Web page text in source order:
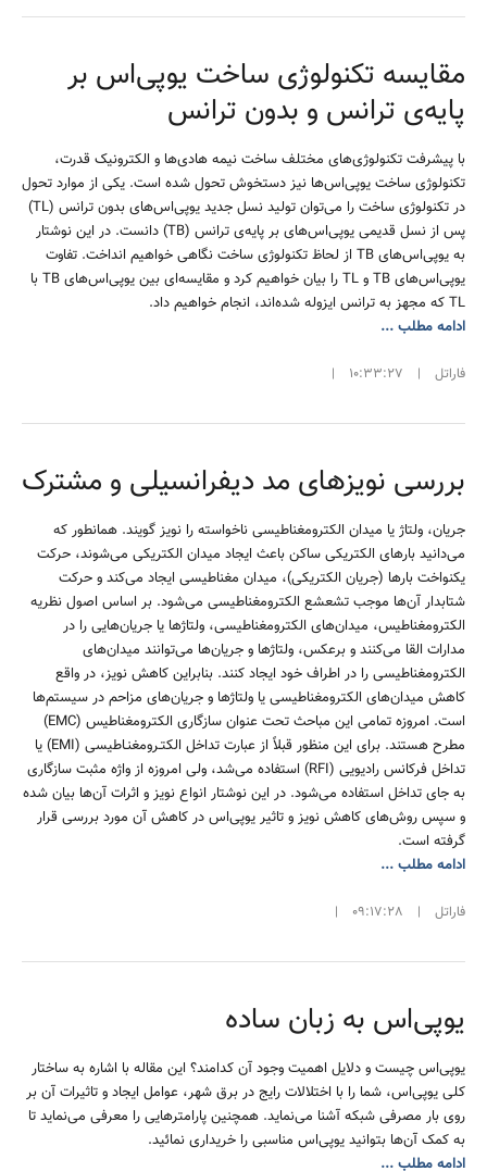
مقایسه تکنولوژی ساخت یوپی‌اس بر
پایه‌ی ترانس و بدون ترانس
با پیشرفت تکنولوژی‌های مختلف ساخت نیمه هادی‌ها و الکترونیک قدرت،
تکنولوژی ساخت یو‌پی‌اس‌ها نیز دستخوش تحول شده است. یکی از موارد تحول
در تکنولوژی ساخت را می‌توان تولید نسل جدید یوپی‌اس‌های بدون ترانس (TL)
پس از نسل قدیمی یوپی‌اس‌های بر پایه‌ی ترانس (TB) دانست. در این نوشتار
به یوپی‌اس‌های TB از لحاظ تکنولوژی ساخت نگاهی خواهیم انداخت. تفاوت
یوپی‌اس‌های TB و TL را بیان خواهیم کرد و مقایسه‌ای بین یو‌پی‌اس‌های TB با
TL که مجهز به ترانس ایزوله شده‌اند، انجام خواهیم داد.
ادامه مطلب ...
فاراتل |
10:33:27
|
بررسی نویزهای مد دیفرانسیلی و مشترک
جریان، ولتاژ یا میدان الکترومغناطیسی ناخواسته را نویز گویند. همانطور که
می‌دانید بارهای الکتریکی ساکن باعث ایجاد میدان الکتریکی می‌شوند، حرکت
یکنواخت بارها (جریان الکتریکی)، میدان مغناطیسی ایجاد می‌کند و حرکت
شتابدار آن‌ها موجب تشعشع الکترومغناطیسی می‌شود. بر اساس اصول نظریه
الکترومغناطیس، میدان‌های الکترومغناطیسی، ولتاژها یا جریان‌هایی را در
مدارات القا می‌کنند و برعکس، ولتاژها و جریان‌ها می‌توانند میدان‌های
الکترومغناطیسی را در اطراف خود ایجاد کنند. بنابراین کاهش نویز، در واقع
کاهش میدان‌های الکترومغناطیسی یا ولتاژها و جریان‌های مزاحم در سیستم‌ها
است. امروزه تمامی این مباحث تحت عنوان سازگاری الکترومغناطیس (EMC)
مطرح هستند. برای این منظور قبلاً از عبارت تداخل الکتـرومغنـاطیسی (EMI) یا
تداخل فرکانس رادیویی (RFI) استفاده می‌شد، ولی امروزه از واژه مثبت سازگاری
به جای تداخل استفاده می‌شود. در این نوشتار انواع نویز و اثرات آن‌ها بیان شده
و سپس روش‌های کاهش نویز و تاثیر یوپی‌اس در کاهش آن مورد بررسی قرار
گرفته است.
ادامه مطلب ...
فاراتل |
09:17:28
|
یوپی‌اس به زبان ساده
یوپی‌اس چیست و دلایل اهمیت وجود آن کدامند؟ این مقاله با اشاره به ساختار
کلی یوپی‌اس، شما را با اختلالات رایج در برق شهر، عوامل ایجاد و تاثیرات آن بر
روی بار مصرفی شبکه آشنا می‌نماید. همچنین پارامترهایی را معرفی می‌نماید تا
به کمک آن‌ها بتوانید یوپی‌اس مناسبی را خریداری نمائید.
ادامه مطلب ...